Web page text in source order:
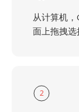
从计算机
面上拖拽选
2